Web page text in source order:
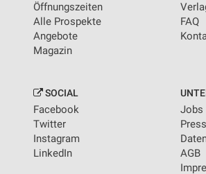
Öffnungszeiten
Alle Prospekte
Angebote
Magazin
FAQ
SOCIAL
Facebook
Twitter
Instagram
LinkedIn
Jobs
AGB